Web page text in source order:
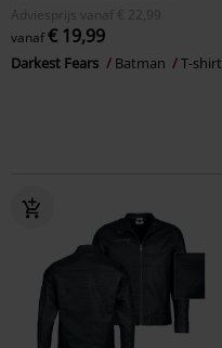
Adviesprijs
vanaf € 22,99
vanaf€ 19,99
Darkest Fears Batman T-shirt